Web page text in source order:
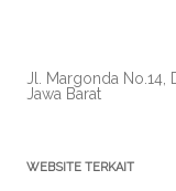
Jl. Margonda No.14,
Jawa Barat
WEBSITE TERKAIT